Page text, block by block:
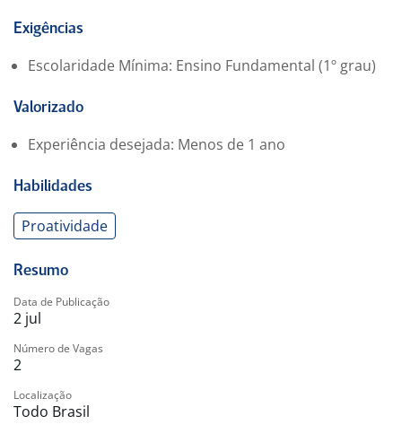
Seguro de Vida;
Gympass (Opcional);
Esta é uma vaga inclusiva para Pessoas com
Deficiência (PCD), acreditamos na inclusão como valor
e incentivamos a candidatura de profissionais com
Venha fazer parte do nosso time! ??
-. Fretado
-. Plano Odontológico
-. Refeição no Local
Exigências
Escolaridade Mínima: Ensino Fundamental (1º grau)
Valorizado
Experiência desejada: Menos de 1 ano
Habilidades
Proatividade
Resumo
Data de Publicação
2 jul
Número de Vagas
2
Localização
Todo Brasil